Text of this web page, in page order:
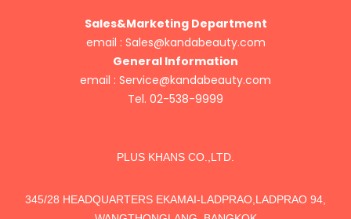
Sales&Marketing Department
email : Sales@kandabeauty.com
General Information
email : Service@kandabeauty.com
Tel. 02-538-9999
PLUS KHANS CO.,LTD.
345/28 HEADQUARTERS EKAMAI-LADPRAO,LADPRAO 94,